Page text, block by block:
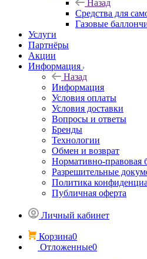
Назад
Средства для
Газовые
Услуги
Партнёры
Акции
Информация
Назад
Информация
Условия оплаты
Условия доставки
Вопросы и ответы
Бренды
Технологии
Обмен и возврат
Нормативно-правовая
Разрешительные
Политика
Публичная оферта
Личный кабинет
Корзина0
Отложенные0